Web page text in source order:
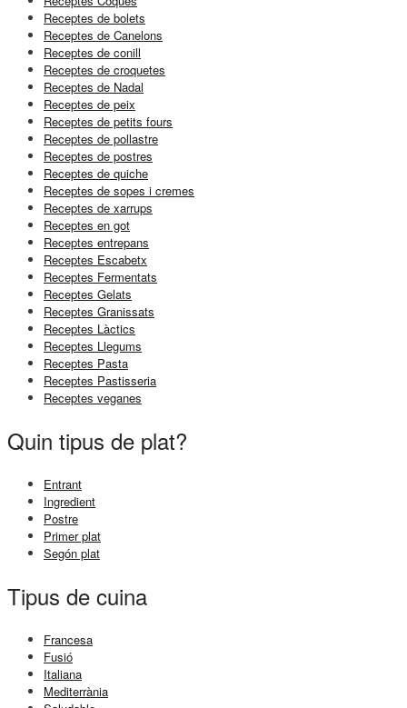
Receptes de bolets
Receptes de Canelons
Receptes de conill
Receptes de croquetes
Receptes de Nadal
Receptes de peix
Receptes de petits fours
Receptes de pollastre
Receptes de postres
Receptes de quiche
Receptes de sopes i cremes
Receptes de xarrups
Receptes en got
Receptes entrepans
Receptes Escabetx
Receptes Fermentats
Receptes Gelats
Receptes Granissats
Receptes Làctics
Receptes Llegums
Receptes Pasta
Receptes Pastisseria
Receptes veganes
Quin tipus de plat?
Entrant
Ingredient
Postre
Primer plat
Segón plat
Tipus de cuina
Francesa
Fusió
Italiana
Mediterrània